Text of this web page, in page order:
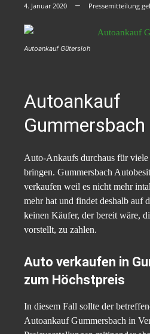
4. Januar 2020 Pressemitteilung
Autoankauf Gütersloh
Autoankauf
Gummersbach
Auto-Ankaufs durchaus für
bringen. Gummersbach
verkaufen weil es nicht mehr
mehr hat und findet deshalb auf
keinen Käufer, der bereit wäre,
vorstellt, zu zahlen.
Auto verkaufen in
zum Höchstpreis
In diesem Fall sollte der
Autoankauf Gummersbach in